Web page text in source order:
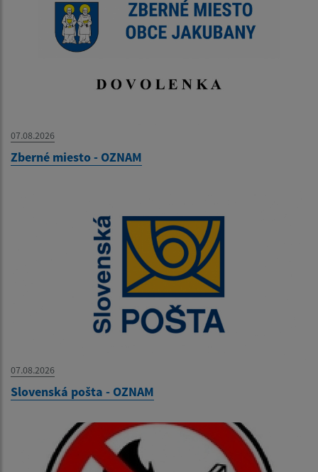
07.08.2026
Zberné miesto - OZNAM
07.08.2026
Slovenská pošta - OZNAM